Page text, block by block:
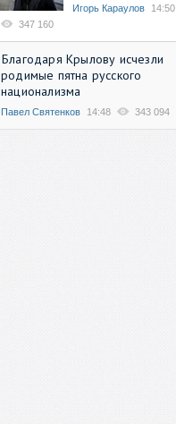
Игорь Караулов
14:50
347 160
Благодаря Крылову исчезли
родимые пятна русского
национализма
Павел Святенков 14:48 343 094